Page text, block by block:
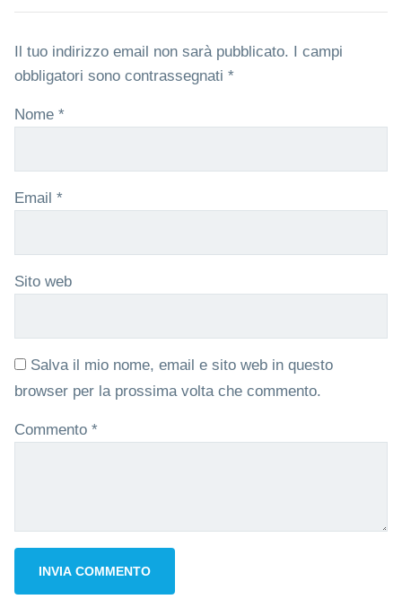
Il tuo indirizzo email non sarà pubblicato.
I campi
obbligatori sono contrassegnati *
Nome *
Email *
Sito web
Salva il mio nome, email e sito web in questo
browser per la prossima volta che commento.
Commento *